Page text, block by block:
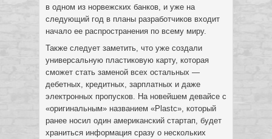
в одном из норвежских банков, и уже на
следующий год в планы разработчиков входит
начало ее распространения по всему миру.
Также следует заметить, что уже создали
универсальную пластиковую карту, которая
сможет стать заменой всех остальных —
дебетных, кредитных, зарплатных и даже
электронных пропусков. На новейшем девайсе с
«оригинальным» названием «Plastc», который
ранее носил один американский стартап, будет
храниться информация сразу о нескольких